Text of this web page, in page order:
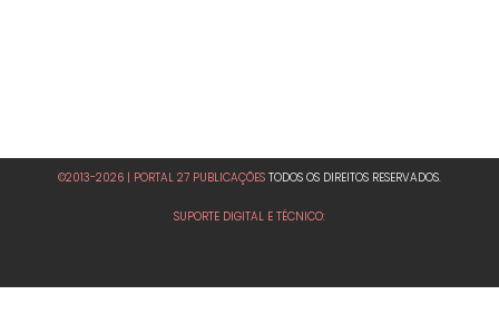
©2013-2026 | PORTAL 27 PUBLICAÇÕES TODOS OS DIREITOS RESERVADOS.
SUPORTE DIGITAL E TÉCNICO: